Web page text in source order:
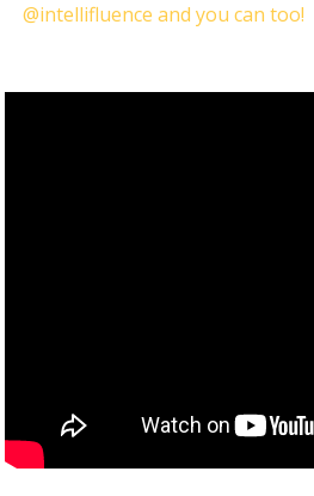
@intellifluence and you can too!